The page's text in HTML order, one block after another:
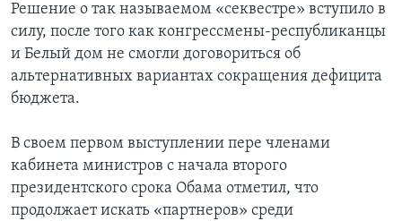
Решение о так называемом «секвестре» вступило в
силу, после того как конгрессмены-республиканцы
и Белый дом не смогли договориться об
альтернативных вариантах сокращения дефицита
бюджета.
В своем первом выступлении пере членами
кабинета министров с начала второго
президентского срока Обама отметил, что
продолжает искать «партнеров» среди